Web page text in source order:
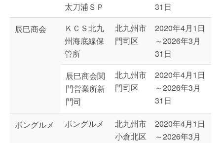
太刀浦ＳＰ
31日
辰巳商会
ＫＣＳ北九
州海底線保
管所
北九州市
門司区
2020年4月1日
～2026年3月
31日
辰巳商会関
門営業所新
門司
北九州市
門司区
2020年4月1日
～2026年3月
31日
ボングルメ ボングルメ
北九州市
小倉北区
2020年4月1日
～2026年3月